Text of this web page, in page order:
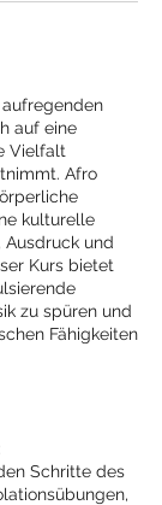
auf eine
Vielfalt
Afro
kulturelle
Ausdruck und
Kurs bietet
zu spüren und
Fähigkeiten
Schritte des